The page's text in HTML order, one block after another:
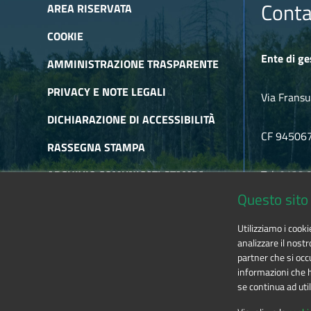
15/2018 art 4.
Riapertura accesso all'Orrido di Chianocco e
In data 29 aprile 2025, con ordinanza n.6 del Sindaco del
AREA RISERVATA
COOKIE
AMMINISTRAZIONE TRASPARENTE
PRIVACY E NOTE LEGALI
DICHIARAZIONE DI ACCESSIBILITÀ
RASSEGNA STAMPA
ARCHIVIO COMUNICATI STAMPA
Ente di
Via
CF
Tel.
Questo
Utilizziamo i
analizzare il
partner che si
informazioni che
se continua ad